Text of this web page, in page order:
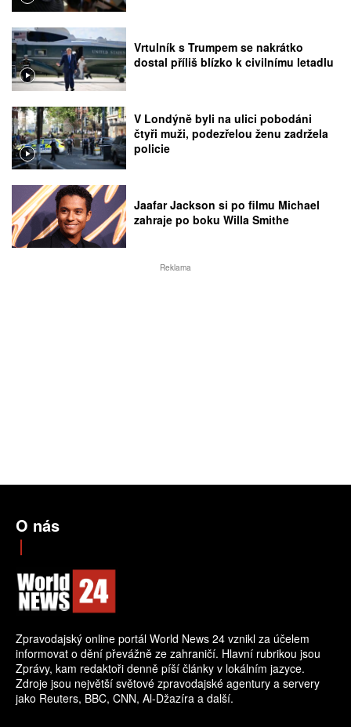
Vrtulník s Trumpem se nakrátko
dostal příliš blízko k civilnímu letadlu
V Londýně byli na ulici pobodáni
čtyři muži, podezřelou ženu zadržela
policie
Jaafar Jackson si po filmu Michael
zahraje po boku Willa Smithe
Reklama
O nás
Zpravodajský online portál World News 24 vznikl za účelem
informovat o dění převážně ze zahraničí. Hlavní rubrikou jsou
Zprávy, kam redaktoři denně píší články v lokálním jazyce.
Zdroje jsou největší světové zpravodajské agentury a servery
jako Reuters, BBC, CNN, Al-Džazíra a další.